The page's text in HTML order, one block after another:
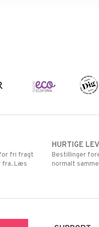
fri fragt
fra. Læs
HURTIGE
Bestillinger
normalt